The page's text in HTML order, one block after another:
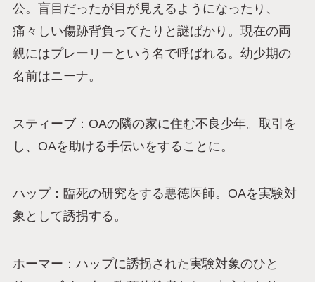
公。盲目だったが目が見えるようになったり、
痛々しい傷跡背負ってたりと謎ばかり。現在の両
親にはプレーリーという名で呼ばれる。幼少期の
名前はニーナ。
スティーブ：OAの隣の家に住む不良少年。取引を
し、OAを助ける手伝いをすることに。
ハップ：臨死の研究をする悪徳医師。OAを実験対
象として誘拐する。
ホーマー：ハップに誘拐された実験対象のひと